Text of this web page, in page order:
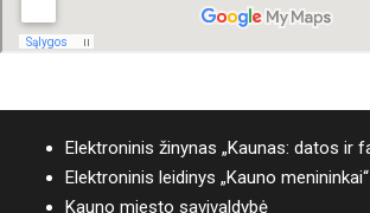
Elektroninis žinynas „Kaunas: datos ir
Elektroninis leidinys „Kauno menininkai“
Kauno miesto savivaldybė